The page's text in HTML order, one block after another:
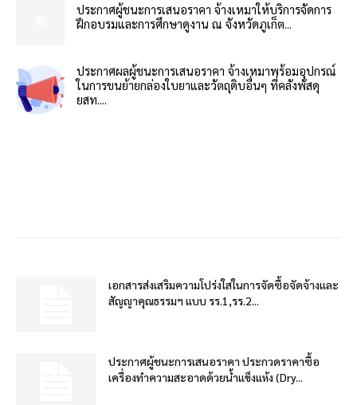
ประกาศผู้ชนะการเสนอราคา จ้างเหมาให้บริการจัดการ
ฝึกอบรมและการศึกษาดูงาน ณ จังหวัดภูเก็ต...
ประกาศผลผู้ชนะการเสนอราคา จ้างเหมาพร้อมอุปกรณ์
ในการขนย้ายกล่องใบยาและวัตถุดิบอื่นๆ ที่คลังพัสดุ
ยสท....
เอกสารส่งเสริมความโปร่งใสในการจัดซื้อจัดจ้างและ
สัญญาคุณธรรมฯ แบบ รร.1,รร.2...
ประกาศผู้ชนะการเสนอราคา ประกวดราคาซื้อ
เครื่องทำความสะอาดด้วยน้ำแข็งแห้ง (Dry...